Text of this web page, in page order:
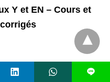
Y et EN – Cours et
corrigés
L